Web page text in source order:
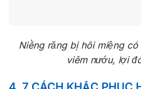
Niềng răng bị hôi miệng
viêm nướu, lợi